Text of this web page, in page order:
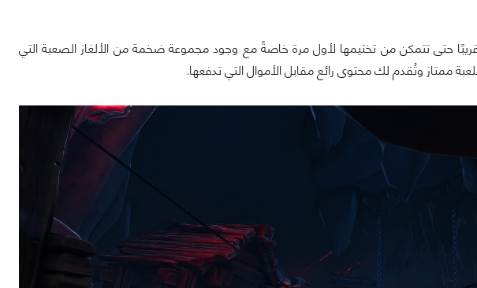
طويلاً حيث ستطلب منك بين 10 لـ 12 ساعة تقريبًا حتى تتمكن من تختيمها لأول مرة خاصةً مع وجود مجموعة ضخمة من الألغاز الصعبة التي